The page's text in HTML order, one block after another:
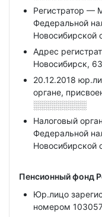
Регистратор —
Федеральной
Новосибирской
Адрес
Новосибирск,
20.12.2018
органе,
░░░░░░░░░
Налоговый
Федеральной
Новосибирской
Пенсионный фонд
Юр.лицо
номером